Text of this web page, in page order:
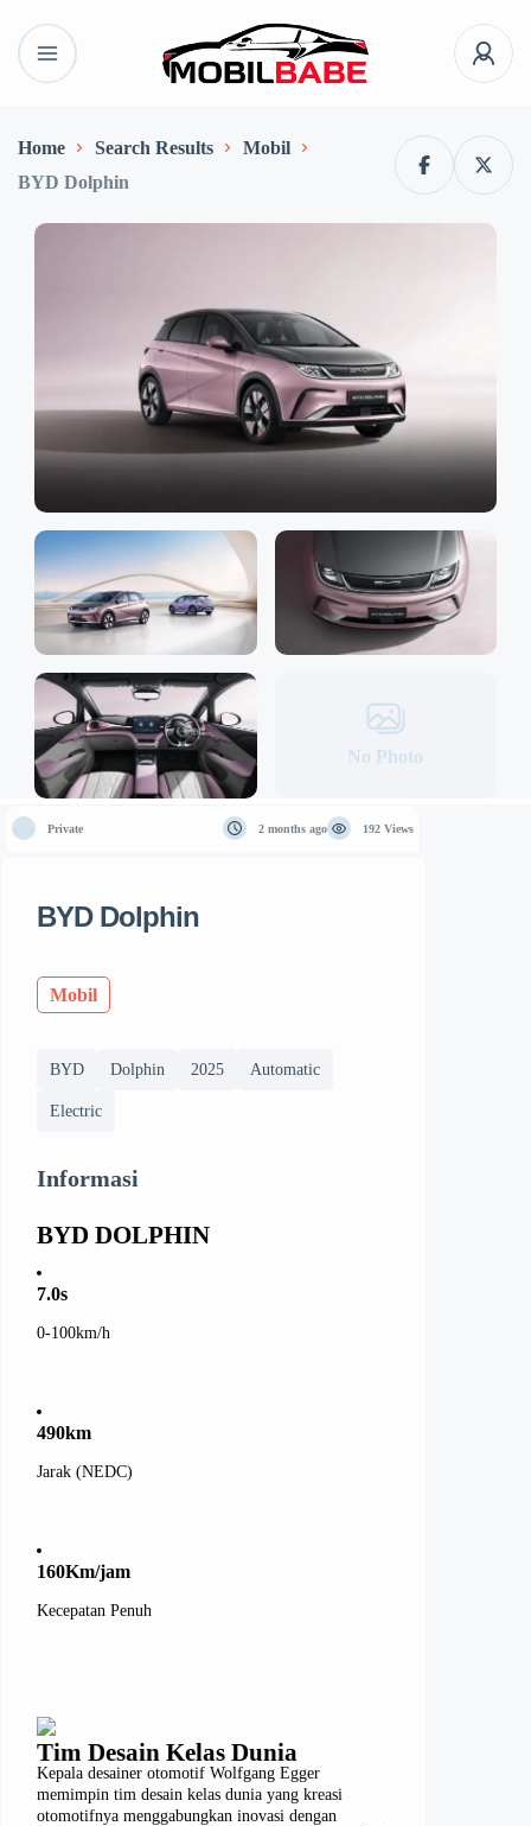
Home Search Results
Mobil
BYD Dolphin
No Photo
Private 2 months ago 192 Views
BYD Dolphin
Mobil
BYD Dolphin 2025 Automatic
Electric
Informasi
BYD DOLPHIN
7.0s
0-100km/h
490km
Jarak (NEDC)
160Km/jam
Kecepatan Penuh
Tim Desain Kelas Dunia
Kepala desainer otomotif Wolfgang Egger
memimpin tim desain kelas dunia yang kreasi
otomotifnya menggabungkan inovasi dengan